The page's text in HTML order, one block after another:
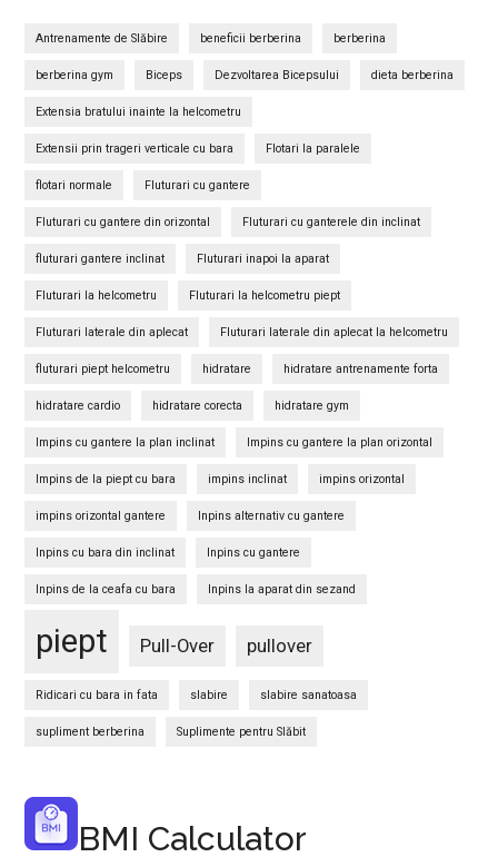
Antrenamente de Slăbire beneficii berberina berberina
berberina gym Biceps Dezvoltarea Bicepsului dieta berberina
Extensia bratului inainte la helcometru
Extensii prin trageri verticale cu bara Flotari la paralele
flotari normale Fluturari cu gantere
Fluturari cu gantere din orizontal Fluturari cu ganterele din inclinat
fluturari gantere inclinat Fluturari inapoi la aparat
Fluturari la helcometru Fluturari la helcometru piept
Fluturari laterale din aplecat Fluturari laterale din aplecat la helcometru
fluturari piept helcometru hidratare hidratare antrenamente forta
hidratare cardio hidratare corecta hidratare gym
Impins cu gantere la plan inclinat Impins cu gantere la plan orizontal
Impins de la piept cu bara impins inclinat impins orizontal
impins orizontal gantere Inpins alternativ cu gantere
Inpins cu bara din inclinat Inpins cu gantere
Inpins de la ceafa cu bara Inpins la aparat din sezand
piept Pull-Over pullover
Ridicari cu bara in fata slabire slabire sanatoasa
supliment berberina Suplimente pentru Slăbit
BMI Calculator